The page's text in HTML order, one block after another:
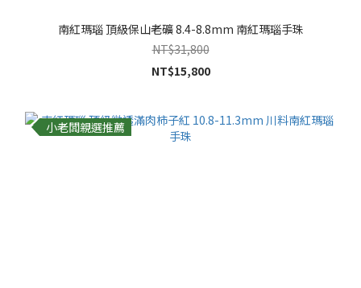
南紅瑪瑙 頂級保山老礦 8.4-8.8mm 南紅瑪瑙手珠
NT$31,800
NT$15,800
小老闆親選推薦